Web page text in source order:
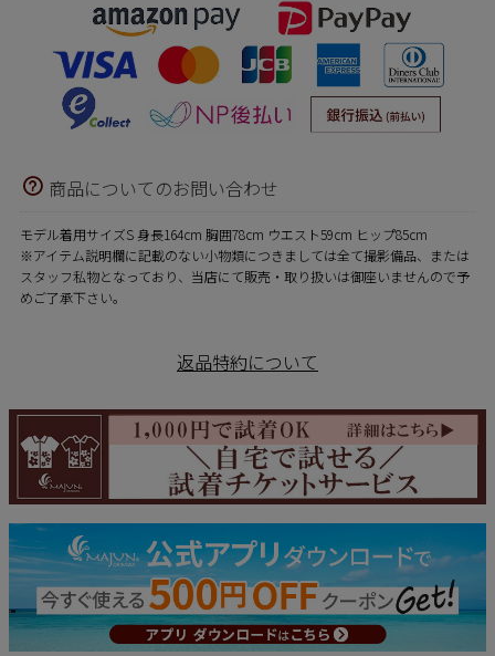
商品についてのお問い合わせ
モデル着用サイズS 身長164cm 胸囲78cm ウエスト59cm ヒップ85cm
※アイテム説明欄に記載のない小物類につきましては全て撮影備品、または
スタッフ私物となっており、当店にて販売・取り扱いは御座いませんので予
めご了承下さい。
返品特約について